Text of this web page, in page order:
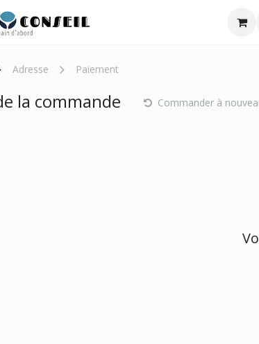
Adresse Paiement
la commande Commander à